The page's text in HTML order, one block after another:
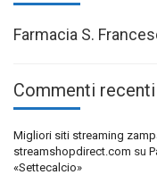
Farmacia S.
Commenti recenti
Migliori siti streaming
streamshopdirect.com su
«Settecalcio»